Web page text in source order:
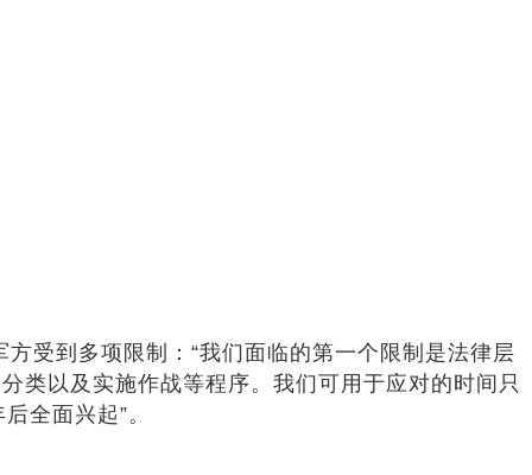
受到多项限制：“我们面临的第一个限制是法律层
类以及实施作战等程序。我们可用于应对的时间只
全面兴起”。